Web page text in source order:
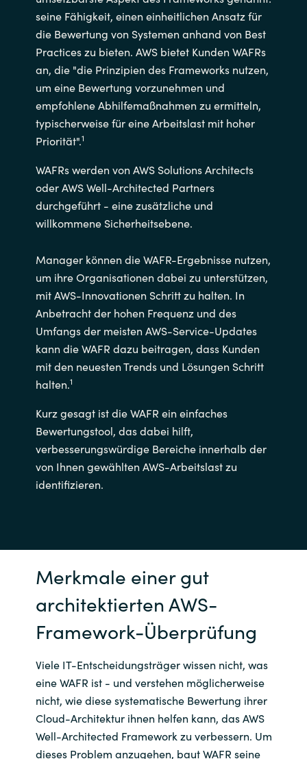
seine Fähigkeit, einen einheitlichen Ansatz für
die Bewertung von Systemen anhand von Best
Practices zu bieten. AWS bietet Kunden WAFRs
an, die "die Prinzipien des Frameworks nutzen,
um eine Bewertung vorzunehmen und
empfohlene Abhilfemaßnahmen zu ermitteln,
typischerweise für eine Arbeitslast mit hoher
Priorität".1
WAFRs werden von AWS Solutions Architects
oder AWS Well-Architected Partners
durchgeführt - eine zusätzliche und
willkommene Sicherheitsebene.
Manager können die WAFR-Ergebnisse nutzen,
um ihre Organisationen dabei zu unterstützen,
mit AWS-Innovationen Schritt zu halten. In
Anbetracht der hohen Frequenz und des
Umfangs der meisten AWS-Service-Updates
kann die WAFR dazu beitragen, dass Kunden
mit den neuesten Trends und Lösungen Schritt
halten.1
Kurz gesagt ist die WAFR ein einfaches
Bewertungstool, das dabei hilft,
verbesserungswürdige Bereiche innerhalb der
von Ihnen gewählten AWS-Arbeitslast zu
identifizieren.
Merkmale einer gut
architektierten AWS-
Framework-Überprüfung
Viele IT-Entscheidungsträger wissen nicht, was
eine WAFR ist - und verstehen möglicherweise
nicht, wie diese systematische Bewertung ihrer
Cloud-Architektur ihnen helfen kann, das AWS
Well-Architected Framework zu verbessern. Um
dieses Problem anzugehen, baut WAFR seine